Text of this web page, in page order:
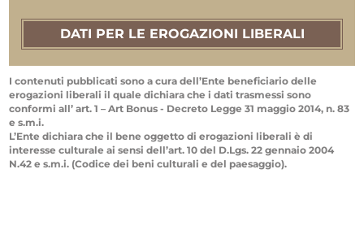
DATI PER LE EROGAZIONI LIBERALI
I contenuti pubblicati sono a cura dell’Ente beneficiario delle
erogazioni liberali il quale dichiara che i dati trasmessi sono
conformi all’ art. 1 – Art Bonus - Decreto Legge 31 maggio 2014, n. 83
e s.m.i.
L’Ente dichiara che il bene oggetto di erogazioni liberali è di
interesse culturale ai sensi dell’art. 10 del D.Lgs. 22 gennaio 2004
N.42 e s.m.i. (Codice dei beni culturali e del paesaggio).